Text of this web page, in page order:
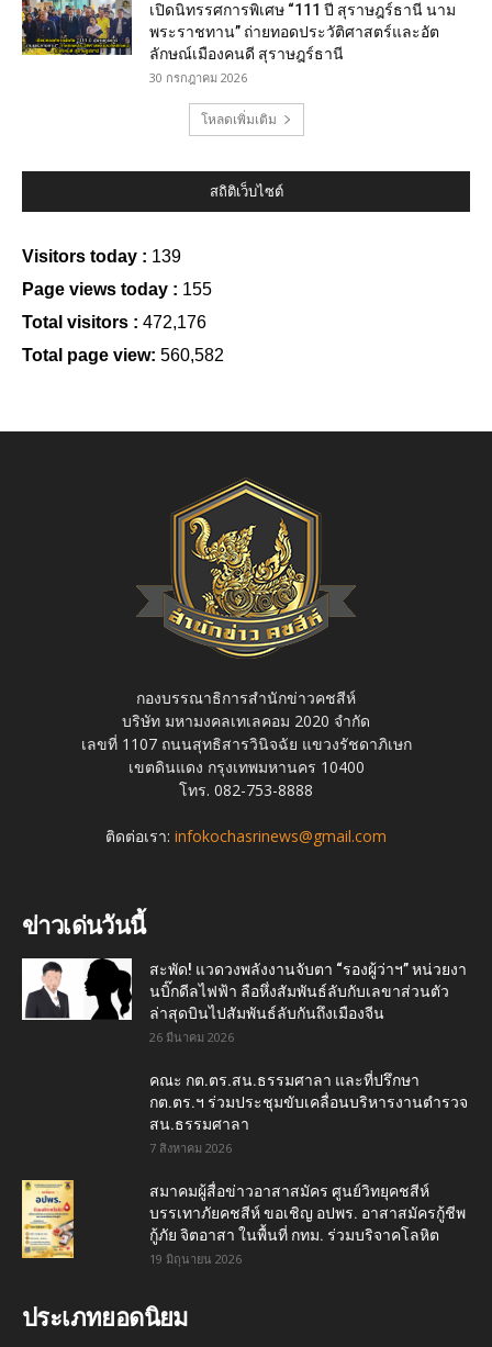
เปิดนิทรรศการพิเศษ “111 ปี สุราษฎร์ธานี นาม
พระราชทาน” ถ่ายทอดประวัติศาสตร์และอัต
ลักษณ์เมืองคนดี สุราษฎร์ธานี
30 กรกฎาคม 2026
โหลดเพิ่มเติม
สถิติเว็บไซต์
Visitors today : 139
Page views today : 155
Total visitors : 472,176
Total page view: 560,582
กองบรรณาธิการสำนักข่าวคชสีห์
บริษัท มหามงคลเทเลคอม 2020 จำกัด
เลขที่ 1107 ถนนสุทธิสารวินิจฉัย แขวงรัชดาภิเษก
เขตดินแดง กรุงเทพมหานคร 10400
โทร. 082-753-8888
ติดต่อเรา: infokochasrinews@gmail.com
ข่าวเด่นวันนี้
สะพัด! แวดวงพลังงานจับตา “รองผู้ว่าฯ” หน่วยงา
นบิ๊กดีลไฟฟ้า ลือหึ่งสัมพันธ์ลับกับเลขาส่วนตัว
ล่าสุดบินไปสัมพันธ์ลับกันถึงเมืองจีน
26 มีนาคม 2026
คณะ กต.ตร.สน.ธรรมศาลา และที่ปรึกษา
กต.ตร.ฯ ร่วมประชุมขับเคลื่อนบริหารงานตำรวจ
สน.ธรรมศาลา
7 สิงหาคม 2026
สมาคมผู้สื่อข่าวอาสาสมัคร ศูนย์วิทยุคชสีห์
บรรเทาภัยคชสีห์ ขอเชิญ อปพร. อาสาสมัครกู้ชีพ
กู้ภัย จิตอาสา ในพื้นที่ กทม. ร่วมบริจาคโลหิต
19 มิถุนายน 2026
ประเภทยอดนิยม